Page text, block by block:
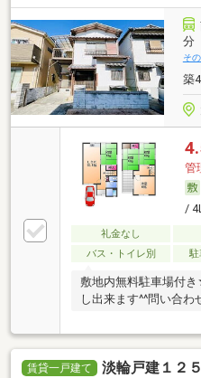
分
そ
築
管
/
礼金なし
バス・トイレ別
駐
敷地内無料駐車場付
し出来ます^^問い合
賃貸一戸建て 淡輪戸建１２